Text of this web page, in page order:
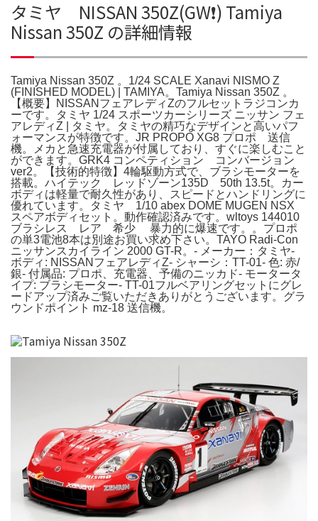
タミヤ NISSAN 350Z(GW❗️) Tamiya
Nissan 350Z の詳細情報
Tamiya Nissan 350Z 。1/24 SCALE Xanavi NISMO Z
(FINISHED MODEL) | TAMIYA。Tamiya Nissan 350Z 。
【概要】NISSANフェアレディZのフルセットラジコンカ
ーです。タミヤ 1/24 スポーツカーシリーズ ニッサン フェ
アレディZ | タミヤ。タミヤの精巧なデザインと高いパフ
ォーマンスが特徴です。JR PROPO XG8 プロポ 送信
機。メカと急速充電器が付属しており、すぐに楽しむこと
ができます。GRK4 コンペティション コンバージョン
ver2。【技術的特徴】4輪駆動方式で、ブラシモーターを
搭載。ハイテック レッドゾーン135D 50th 13.5t。カー
ボディは軽量で耐久性があり、スピードとハンドリングに
優れています。タミヤ 1/10 abex DOME MUGEN NSX
スペアボディセット。動作確認済みです。wltoys 144010
ブラシレス レア 希少 暴力的に爆速です。。プロポ
の単3電池8本は別途お買い求め下さい。TAYO Radi-Con
ニッサンスカイライン 2000 GT-R。- メーカー：タミヤ-
ボディ: NISSANフェアレディZ- シャーシ：TT-01- 色: 赤/
銀- 付属品: プロポ、充電器、予備のニッカド- モータータ
イプ: ブラシモーター- TT-01フルベアリングセットにグレ
ードアップ済みご覧いただきありがとうございます。グラ
ウンドポイント mz-18 送信機。